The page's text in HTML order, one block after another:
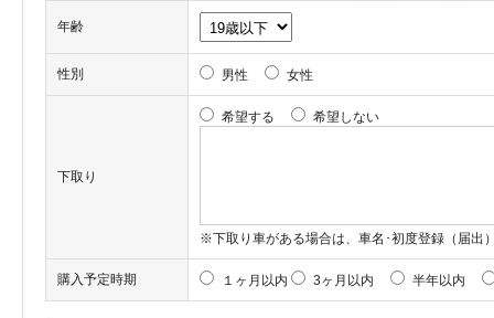
年齢
性別 男性 女性
下取り
希望する 希望しない
※下取り車がある場合は、車名･初度登録（届出
購入予定時期 １ヶ月以内 3ヶ月以内 半年以内